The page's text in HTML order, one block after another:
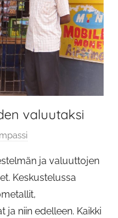
valuutaksi
ja valuuttojen
Keskustelussa
niin edelleen. Kaikki